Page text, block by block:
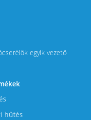
egyik vezető
hűtés